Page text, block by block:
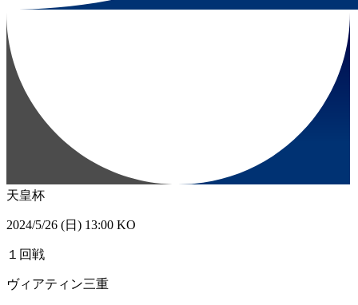
天皇杯
2024/5/26 (日) 13:00 KO
１回戦
ヴィアティン三重